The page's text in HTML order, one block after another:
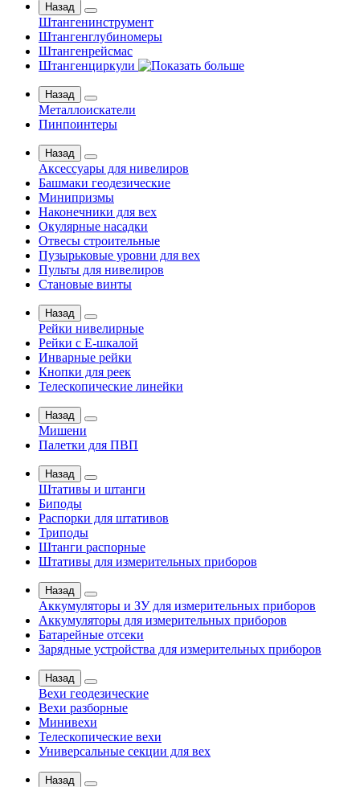
Назад
Штангенинструмент
Штангенглубиномеры
Штангенрейсмас
Штангенциркули
Назад
Металлоискатели
Пинпоинтеры
Назад
Аксессуары для нивелиров
Башмаки геодезические
Минипризмы
Наконечники для вех
Окулярные насадки
Отвесы строительные
Пузырьковые уровни для вех
Пульты для нивелиров
Становые винты
Назад
Рейки нивелирные
Рейки с Е-шкалой
Инварные рейки
Кнопки для реек
Телескопические линейки
Назад
Мишени
Палетки для ПВП
Назад
Штативы и штанги
Биподы
Распорки для штативов
Триподы
Штанги распорные
Штативы для измерительных приборов
Назад
Аккумуляторы и ЗУ для измерительных приборов
Аккумуляторы для измерительных приборов
Батарейные отсеки
Зарядные устройства для измерительных приборов
Назад
Вехи геодезические
Вехи разборные
Минивехи
Телескопические вехи
Универсальные секции для вех
Назад